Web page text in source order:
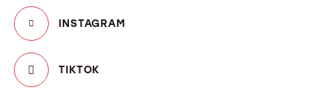
INSTAGRAM
TIKTOK